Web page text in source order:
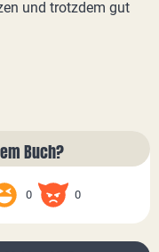
und trotzdem gut
Buch?
0 0